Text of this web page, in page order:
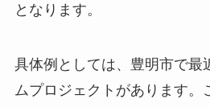
となります。
具体例としては、豊明市で最
ムプロジェクトがあります。